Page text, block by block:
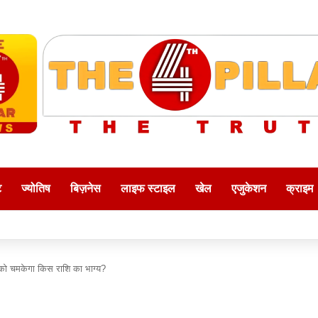
ज्योतिष बिज़नेस लाइफ स्टाइल खेल एजुकेशन क्राइम
चमकेगा किस राशि का भाग्य?